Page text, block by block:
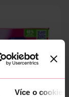
Více o cookies